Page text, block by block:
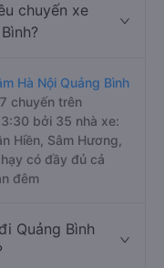
chuyến xe
Hà Nội Quảng Bình
chuyến trên
bởi 35 nhà xe:
Hiền, Sâm Hương,
có đầy đủ cả
đêm
Quảng Bình